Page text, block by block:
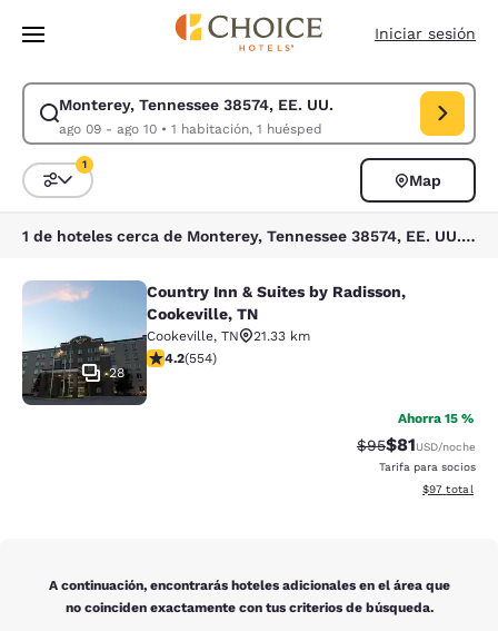
Pasar A Contenido Principal
Iniciar sesión
Monterey, Tennessee 38574, EE. UU.
ago 09 - ago 10• 1 habitación, 1 huésped
Modificar la búsqueda de Monterey, Tennessee 38574, EE. UU.. Fecha
Ordenar y filtrar
1
Map
1 de hoteles cerca de Monterey, Tennessee 38574, EE. UU. coinciden con tus filtros
Country Inn & Suites by Radisson,
28
Country Inn & Suites by Radisson,
Cookeville, TN
Cookeville, TN
21.33 km
calificación de 4.17 estrellas. Muy bueno. 554 reseñas
4.2(554)
Ahorra 15 %
Precio tachado:
$95Precio con
$81USD/noche
Tarifa para socios
Ver detalles
$97 total
A continuación, encontrarás hoteles adicionales en el área que
no coinciden exactamente con tus criterios de búsqueda.